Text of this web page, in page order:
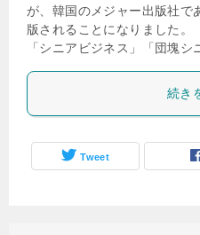
が、韓国のメジャー出版社で
版されることになりました。
「シニアビジネス」「団塊
続き
Tweet